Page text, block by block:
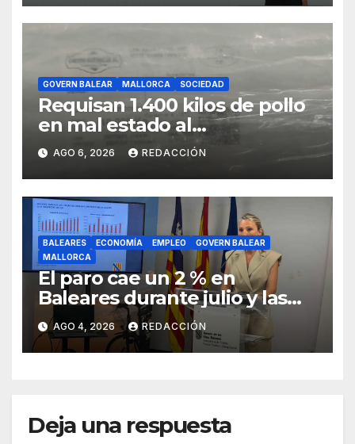
GOVERN BALEAR MALLORCA SOCIEDAD
Requisan 1.400 kilos de pollo
en mal estado al
transportarse sin refrigerar
AGO 6, 2026 REDACCIÓN
BALEARES ECONOMÍA EMPLEO
GOVERN BALEAR
MALLORCA
El paro cae un 2 % en
Baleares durante julio y las
islas lideran la contratación
indefinida
AGO 4, 2026 REDACCIÓN
Deja una respuesta